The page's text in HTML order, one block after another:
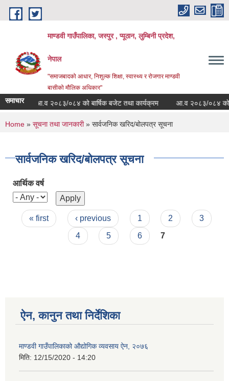
Skip to main content
माण्डवी गाउँपालिका, जस्पुर , प्यूठान, लुम्बिनी प्रदेश,
नेपाल
"समाजबादको आधार, निशुल्क शिक्षा, स्वास्थ्य र रोजगार माण्डवी
बासीको मौलिक अधिकार"
समाचार आ.व २०८३/०८४ को बार्षिक बजेट तथा कार्यक्रम आ.व २०८३/०८४ को
You are here
Home » सूचना तथा जानकारी» सार्वजनिक खरिद/बोलपत्र सूचना
सार्वजनिक खरिद/बोलपत्र सूचना
आर्थिक वर्ष
Pages
« first ‹ previous 1 2
3
4
5 6 7
ऐन, कानुन तथा निर्देशिका
माण्डवी गाउँपालिकाको औद्योगिक व्यवसाय ऐन, २०७६
मिति: 12/15/2020 - 14:20